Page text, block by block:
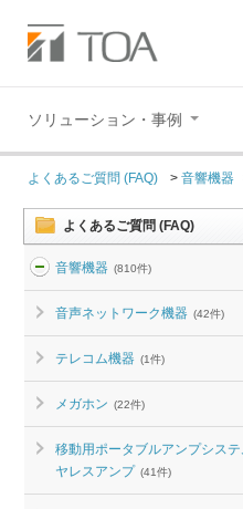
ソリューション・事例
よくあるご質問 (FAQ) > 音響機器
よくあるご質問 (FAQ)
音響機器 (810件)
音声ネットワーク機器 (42件)
テレコム機器 (1件)
メガホン (22件)
移動用ポータブルアンプシス
ヤレスアンプ (41件)